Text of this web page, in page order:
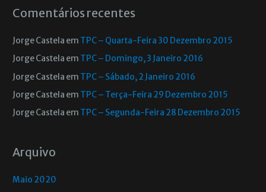
Comentários recentes
Jorge Castela em TPC – Quarta-Feira 30 Dezembro 2015
Jorge Castela em TPC – Domingo, 3 Janeiro 2016
Jorge Castela em TPC – Sábado, 2 Janeiro 2016
Jorge Castela em TPC – Terça-Feira 29 Dezembro 2015
Jorge Castela em TPC – Segunda-Feira 28 Dezembro 2015
Arquivo
Maio 2020